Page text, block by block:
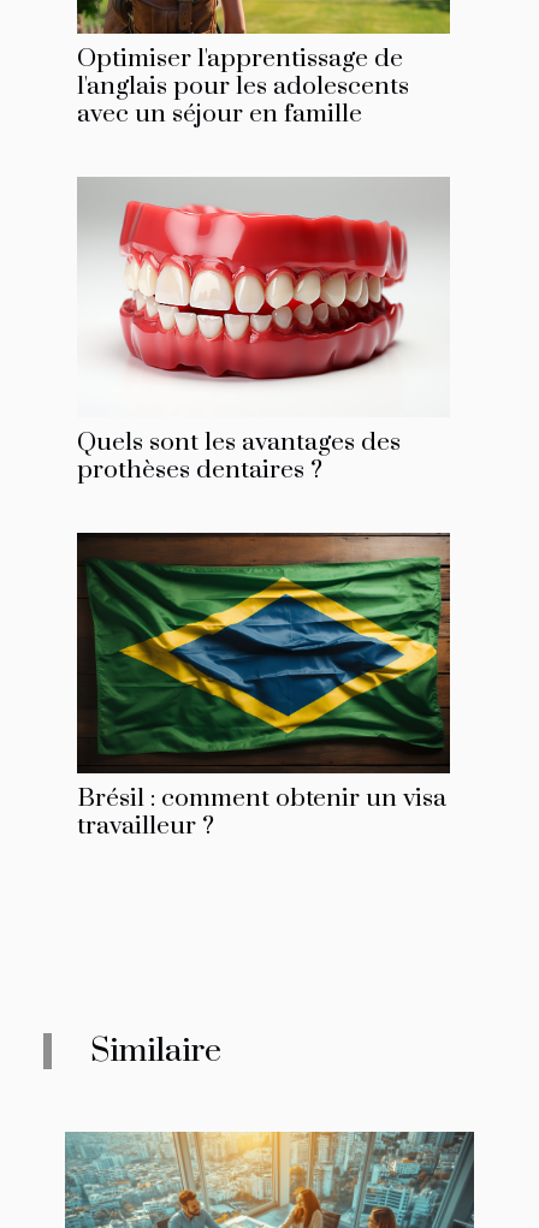
Optimiser l'apprentissage de
l'anglais pour les adolescents
avec un séjour en famille
Quels sont les avantages des
prothèses dentaires ?
Brésil : comment obtenir un visa
travailleur ?
Similaire